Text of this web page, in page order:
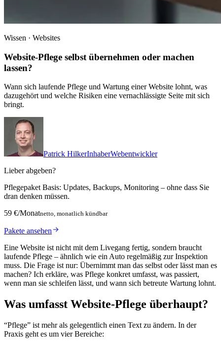
Wissen · Websites
Website-Pflege selbst übernehmen oder machen
lassen?
Wann sich laufende Pflege und Wartung einer Website lohnt, was
dazugehört und welche Risiken eine vernachlässigte Seite mit sich
bringt.
Patrick HilkerInhaberWebentwickler
Lieber abgeben?
Pflegepaket Basis: Updates, Backups, Monitoring – ohne dass Sie
dran denken müssen.
59 €/Monatnetto, monatlich kündbar
Pakete ansehen
Eine Website ist nicht mit dem Livegang fertig, sondern braucht
laufende Pflege – ähnlich wie ein Auto regelmäßig zur Inspektion
muss. Die Frage ist nur: Übernimmt man das selbst oder lässt man es
machen? Ich erkläre, was Pflege konkret umfasst, was passiert,
wenn man sie schleifen lässt, und wann sich betreute Wartung lohnt.
Was umfasst Website-Pflege überhaupt?
“Pflege” ist mehr als gelegentlich einen Text zu ändern. In der
Praxis geht es um vier Bereiche: